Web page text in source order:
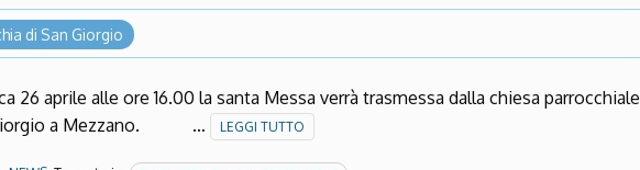
di San Giorgio
26 aprile alle ore 16.00 la santa Messa verrà trasmessa dalla chiesa parrocchiale
a Mezzano. …
LEGGI TUTTO